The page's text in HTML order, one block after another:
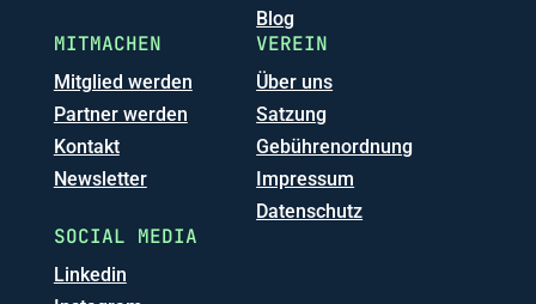
Blog
MITMACHEN
Mitglied werden
Partner werden
Kontakt
Newsletter
VEREIN
Über uns
Satzung
Gebührenordnung
Impressum
Datenschutz
SOCIAL MEDIA
Linkedin